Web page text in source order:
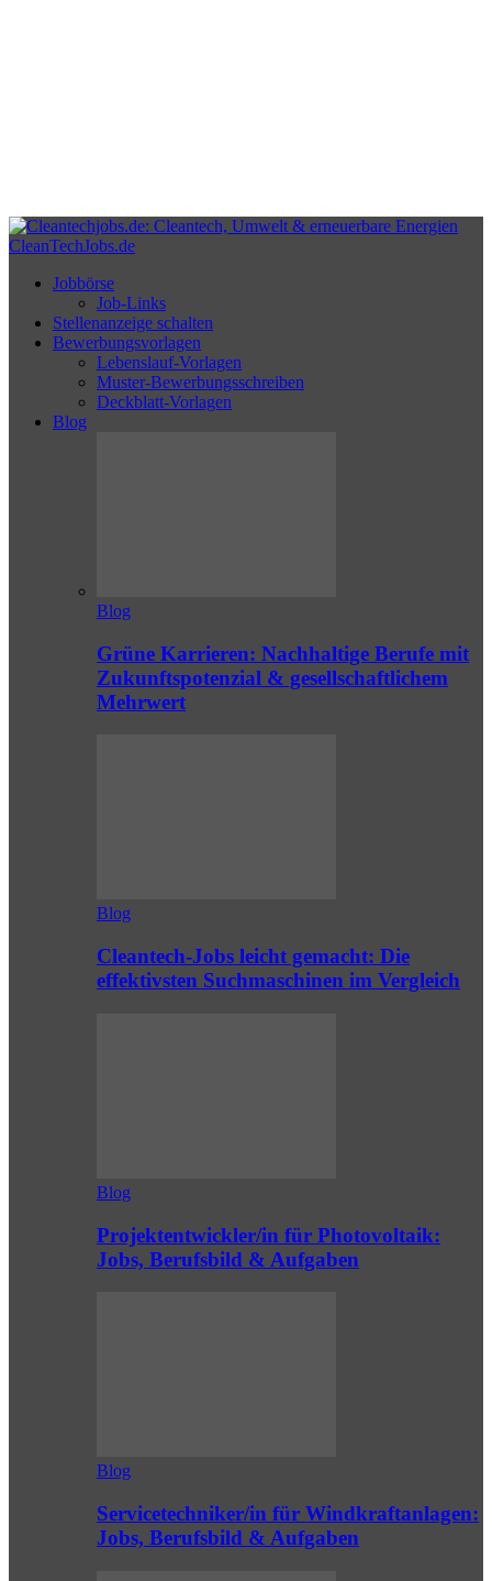
CleanTechJobs.de
Jobbörse
Job-Links
Stellenanzeige schalten
Bewerbungsvorlagen
Lebenslauf-Vorlagen
Muster-Bewerbungsschreiben
Deckblatt-Vorlagen
Blog
Blog
Grüne Karrieren: Nachhaltige Berufe mit
Zukunftspotenzial & gesellschaftlichem
Mehrwert
Blog
Cleantech-Jobs leicht gemacht: Die
effektivsten Suchmaschinen im Vergleich
Blog
Projektentwickler/in für Photovoltaik:
Jobs, Berufsbild & Aufgaben
Blog
Servicetechniker/in für Windkraftanlagen:
Jobs, Berufsbild & Aufgaben